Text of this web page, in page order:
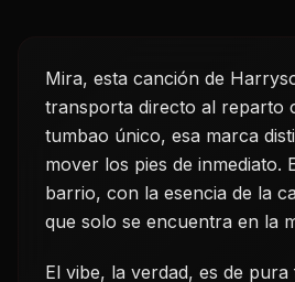
Mira, esta canción de
transporta directo al reparto
tumbao único, esa marca
mover los pies de inmediato.
barrio, con la esencia de la
que solo se encuentra en la
El vibe, la verdad, es de pura